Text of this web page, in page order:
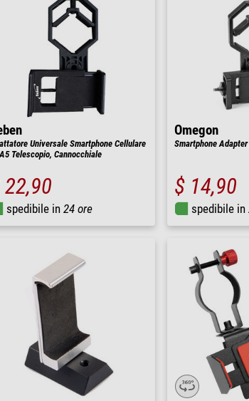
Universale Smartphone Cellulare
Telescopio, Cannocchiale
22,90
spedibile in 24 ore
Omegon
Smartphone
$ 14,90
spedibile in